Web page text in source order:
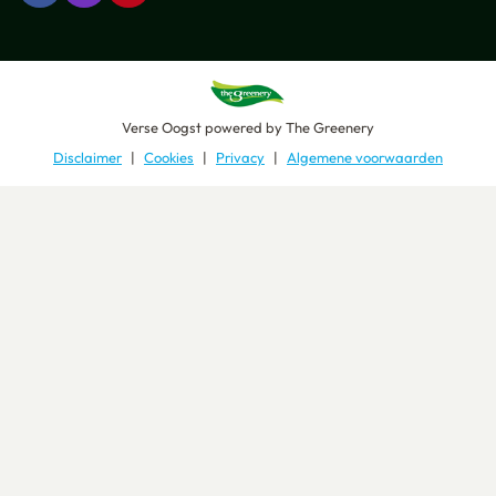
Verse Oogstpowered byThe Greenery
Disclaimer
Cookies Privacy Algemene voorwaarden